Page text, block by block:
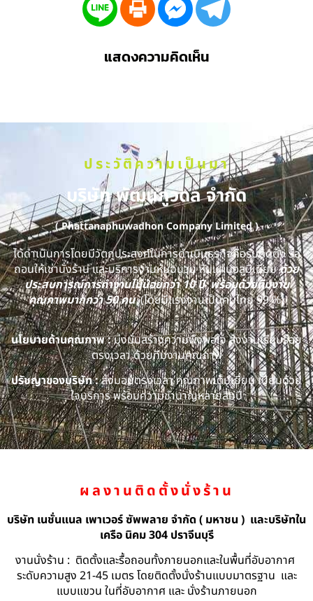
แสดงความคิดเห็น
ประวัติความเป็นมา
บริษัท พัฒนภูวดล จำกัด
( Phattanaphuwadhon Company Limited )
ได้ดำเนินการโดยมีวัตถุประสงค์ในการดำเนินธุรกิจคือรับติดตั้ง รื้อ
ถอนให้เช่านั่งร้าน และบริการงานหุ้มฉนวน หุ้มแผ่นอลูมิเนียมด้วย
ประสบการณ์การทำงานไม่น้อยกว่า 10 ปี พร้อมด้วยทีมงาน
คุณภาพมากกว่า 50 คน(โดยมีแรงงานเป็นคนไทย 99 %)
นโยบายด้านคุณภาพ :มุ่งมั่นสร้างความพึงพอใจ ส่งงานเรียบร้อย
ตรงเวลา ด้วยทีมงานคุณภาพ
ปรัชญาของบริษัท :ส่งมอบตรงเวลา คุณภาพเต็มเยี่ยม เปี่ยมด้วย
ใจบริการ พร้อมความชำนาญหลายสิบปี
ผลงานติดตั้งนั่งร้าน
บริษัท เนชั่นแนล เพาเวอร์ ซัพพลาย จำกัด ( มหาชน ) และบริษัทใน
เครือ นิคม 304 ปราจีนบุรี
งานนั่งร้าน : ติดตั้งและรื้อถอนทั้งภายนอกและในพื้นที่อับอากาศ
ระดับความสูง 21-45 เมตร โดยติดตั้งนั่งร้านแบบมาตรฐาน และ
แบบแขวน ในที่อับอากาศ และ นั่งร้านภายนอก